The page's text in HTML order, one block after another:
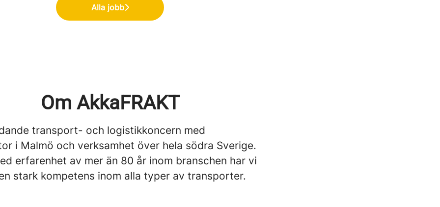
Alla jobb
Om AkkaFRAKT
transport- och logistikkoncern med
i Malmö och verksamhet över hela södra Sverige.
erfarenhet av mer än 80 år inom branschen har vi
stark kompetens inom alla typer av transporter.